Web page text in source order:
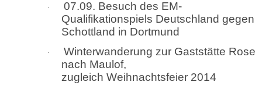
·
07.09. Besuch des EM-
Qualifikationspiels Deutschland gegen
Schottland in Dortmund
·
Winterwanderung zur Gaststätte Rose
nach Maulof,
zugleich Weihnachtsfeier 2014